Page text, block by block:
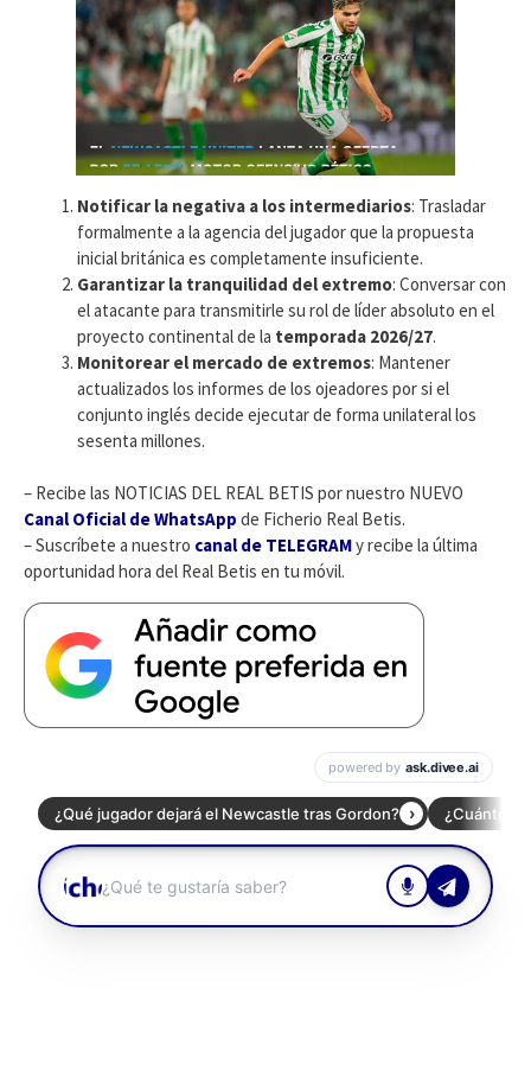
Notificar la negativa a los intermediarios: Trasladar
formalmente a la agencia del jugador que la propuesta
inicial británica es completamente insuficiente.
Garantizar la tranquilidad del extremo: Conversar con
el atacante para transmitirle su rol de líder absoluto en el
proyecto continental de la temporada 2026/27.
Monitorear el mercado de extremos: Mantener
actualizados los informes de los ojeadores por si el
conjunto inglés decide ejecutar de forma unilateral los
sesenta millones.
– Recibe las NOTICIAS DEL REAL BETIS por nuestro NUEVO
Canal Oficial de WhatsApp de Ficherio Real Betis.
– Suscríbete a nuestro canal de TELEGRAMy recibe la última
oportunidad hora del Real Betis en tu móvil.